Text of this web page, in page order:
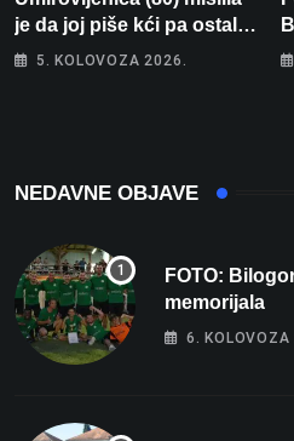
je da joj piše kći pa ostala
bez 1000 eura
5. KOLOVOZA 2026.
NEDAVNE OBJAVE
FOTO:
memorijala
6.